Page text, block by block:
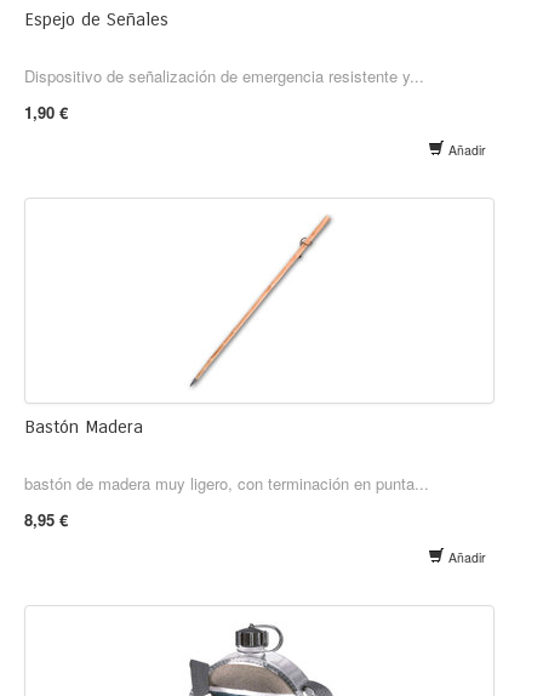
Espejo de Señales
Dispositivo de señalización de emergencia resistente y...
1,90 €
Añadir
Bastón Madera
bastón de madera muy ligero, con terminación en punta...
8,95 €
Añadir